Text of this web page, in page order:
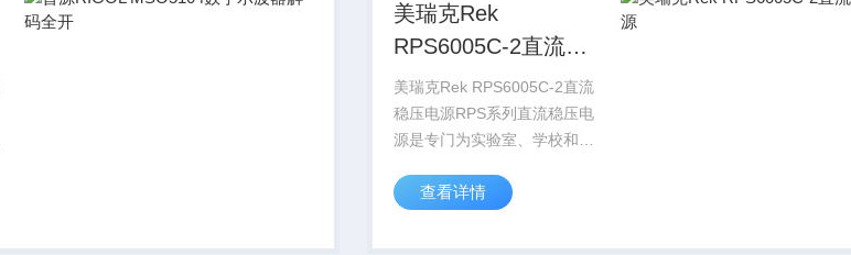
美瑞克Rek
RPS6005C-2直流稳
压电源
美瑞克Rek RPS6005C-2直流
稳压电源RPS系列直流稳压电
源是专门为实验室、学校和生
压和输出负载电流都可在0和
限流保护功能及自带一个
查看详情